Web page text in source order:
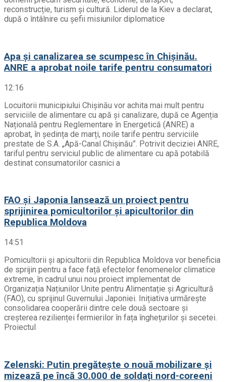
reconstrucție, turism și cultură. Liderul de la Kiev a declarat,
după o întâlnire cu șefii misiunilor diplomatice
Apa și canalizarea se scumpesc în Chișinău.
ANRE a aprobat noile tarife pentru consumatori
12:16
Locuitorii municipiului Chișinău vor achita mai mult pentru
serviciile de alimentare cu apă și canalizare, după ce Agenția
Națională pentru Reglementare în Energetică (ANRE) a
aprobat, în ședința de marți, noile tarife pentru serviciile
prestate de S.A. „Apă-Canal Chișinău”. Potrivit deciziei ANRE,
tariful pentru serviciul public de alimentare cu apă potabilă
destinat consumatorilor casnici a
FAO și Japonia lansează un proiect pentru
sprijinirea pomicultorilor și apicultorilor din
Republica Moldova
14:51
Pomicultorii și apicultorii din Republica Moldova vor beneficia
de sprijin pentru a face față efectelor fenomenelor climatice
extreme, în cadrul unui nou proiect implementat de
Organizația Națiunilor Unite pentru Alimentație și Agricultură
(FAO), cu sprijinul Guvernului Japoniei. Inițiativa urmărește
consolidarea cooperării dintre cele două sectoare și
creșterea rezilienței fermierilor în fața înghețurilor și secetei.
Proiectul
Zelenski: Putin pregătește o nouă mobilizare și
mizează pe încă 30.000 de soldați nord-coreeni